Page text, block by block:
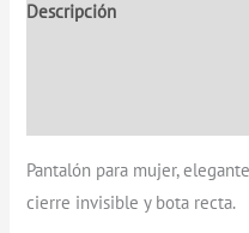
Descripción
Pantalón para mujer,
cierre invisible y bota recta.